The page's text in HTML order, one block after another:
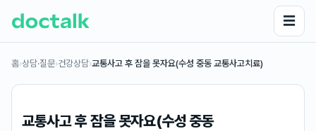
☰
홈›상담·질문›건강상담›교통사고 후 잠을 못자요(수성 중동 교통사고치료)
교통사고 후 잠을 못자요(수성 중동